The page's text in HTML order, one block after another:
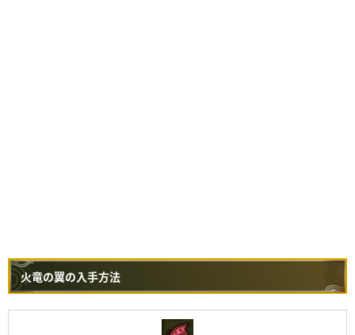
火竜の翼の入手方法